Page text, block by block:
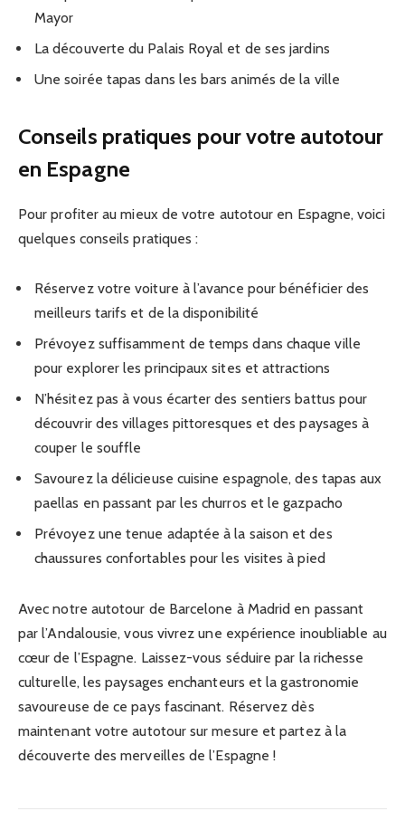
Mayor
La découverte du Palais Royal et de ses jardins
Une soirée tapas dans les bars animés de la ville
Conseils pratiques pour votre autotour
en Espagne
Pour profiter au mieux de votre autotour en Espagne, voici
quelques conseils pratiques :
Réservez votre voiture à l’avance pour bénéficier des
meilleurs tarifs et de la disponibilité
Prévoyez suffisamment de temps dans chaque ville
pour explorer les principaux sites et attractions
N’hésitez pas à vous écarter des sentiers battus pour
découvrir des villages pittoresques et des paysages à
couper le souffle
Savourez la délicieuse cuisine espagnole, des tapas aux
paellas en passant par les churros et le gazpacho
Prévoyez une tenue adaptée à la saison et des
chaussures confortables pour les visites à pied
Avec notre autotour de Barcelone à Madrid en passant
par l’Andalousie, vous vivrez une expérience inoubliable au
cœur de l’Espagne. Laissez-vous séduire par la richesse
culturelle, les paysages enchanteurs et la gastronomie
savoureuse de ce pays fascinant. Réservez dès
maintenant votre autotour sur mesure et partez à la
découverte des merveilles de l’Espagne !